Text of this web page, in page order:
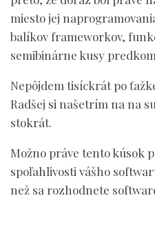
miesto jej
balíkov frameworkov,
semibinárne kusy
Nepôjdem tisíckrát po
Radšej si našetrím na na
stokrát.
Možno práve tento kúsok
spoľahlivosti vášho
než sa rozhodnete